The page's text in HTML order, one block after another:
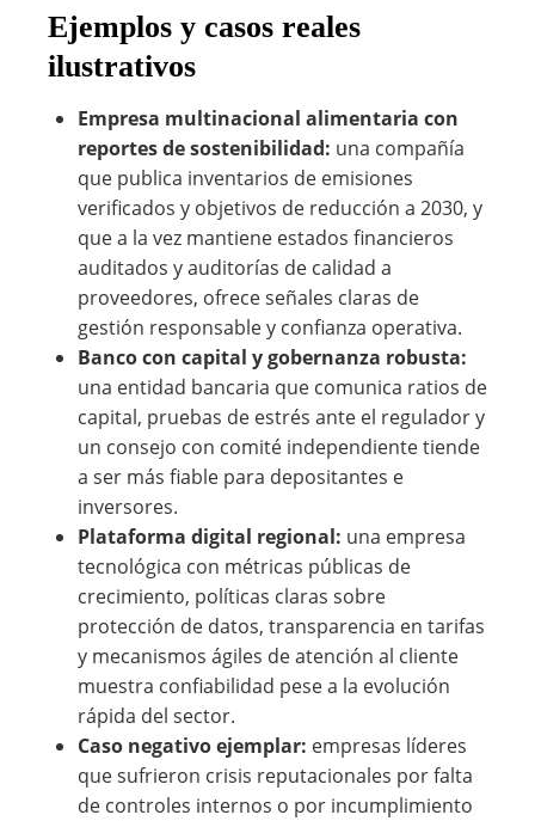
Ejemplos y casos reales
ilustrativos
Empresa multinacional alimentaria con
reportes de sostenibilidad: una compañía
que publica inventarios de emisiones
verificados y objetivos de reducción a 2030, y
que a la vez mantiene estados financieros
auditados y auditorías de calidad a
proveedores, ofrece señales claras de
gestión responsable y confianza operativa.
Banco con capital y gobernanza robusta:
una entidad bancaria que comunica ratios de
capital, pruebas de estrés ante el regulador y
un consejo con comité independiente tiende
a ser más fiable para depositantes e
inversores.
Plataforma digital regional: una empresa
tecnológica con métricas públicas de
crecimiento, políticas claras sobre
protección de datos, transparencia en tarifas
y mecanismos ágiles de atención al cliente
muestra confiabilidad pese a la evolución
rápida del sector.
Caso negativo ejemplar: empresas líderes
que sufrieron crisis reputacionales por falta
de controles internos o por incumplimiento